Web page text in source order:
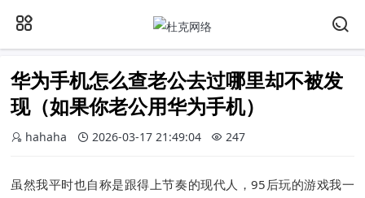
华为手机怎么查老公去过哪里却不被发
现（如果你老公用华为手机）
hahaha 2026-03-17 21:49:04 247
虽然我平时也自称是跟得上节奏的现代人，95后玩的游戏我一